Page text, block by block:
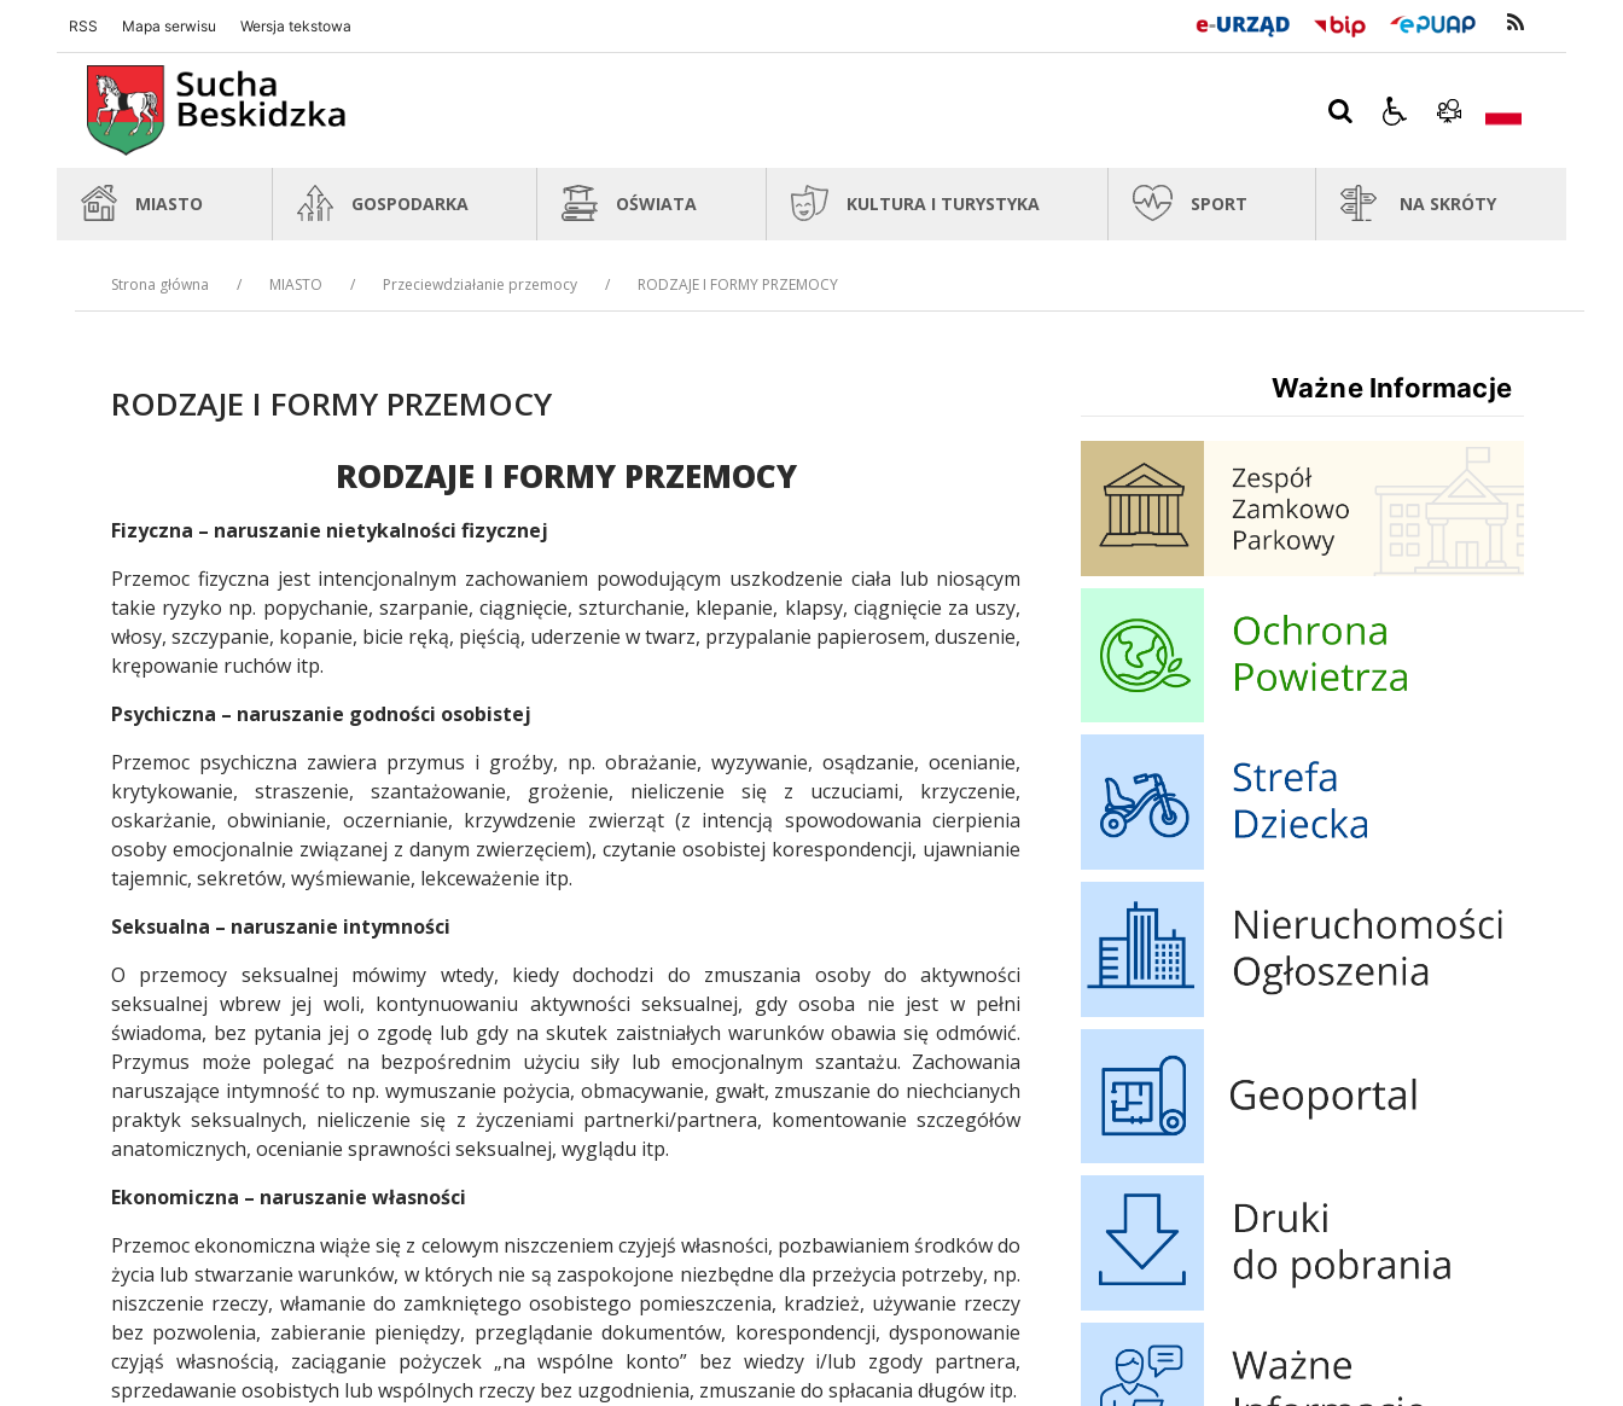
RSS Mapa serwisu Wersja tekstowa
Sucha Beskidzka
MIASTO GOSPODARKA OŚWIATA KULTURA I TURYSTYKA SPORT NA SKRÓTY
Strona główna MIASTO Przeciewdziałanie przemocy RODZAJE I FORMY PRZEMOCY
RODZAJE I FORMY PRZEMOCY
RODZAJE I FORMY PRZEMOCY
Fizyczna – naruszanie nietykalności fizycznej
Przemoc fizyczna jest intencjonalnym zachowaniem powodującym uszkodzenie ciała lub niosącym
takie ryzyko np. popychanie, szarpanie, ciągnięcie, szturchanie, klepanie, klapsy, ciągnięcie za uszy,
włosy, szczypanie, kopanie, bicie ręką, pięścią, uderzenie w twarz, przypalanie papierosem, duszenie,
krępowanie ruchów itp.
Psychiczna – naruszanie godności osobistej
Przemoc psychiczna zawiera przymus i groźby, np. obrażanie, wyzywanie, osądzanie, ocenianie,
krytykowanie, straszenie, szantażowanie, grożenie, nieliczenie się z uczuciami, krzyczenie,
oskarżanie, obwinianie, oczernianie, krzywdzenie zwierząt (z intencją spowodowania cierpienia
osoby emocjonalnie związanej z danym zwierzęciem), czytanie osobistej korespondencji, ujawnianie
tajemnic, sekretów, wyśmiewanie, lekceważenie itp.
Seksualna – naruszanie intymności
O przemocy seksualnej mówimy wtedy, kiedy dochodzi do zmuszania osoby do aktywności
seksualnej wbrew jej woli, kontynuowaniu aktywności seksualnej, gdy osoba nie jest w pełni
świadoma, bez pytania jej o zgodę lub gdy na skutek zaistniałych warunków obawia się odmówić.
Przymus może polegać na bezpośrednim użyciu siły lub emocjonalnym szantażu. Zachowania
naruszające intymność to np. wymuszanie pożycia, obmacywanie, gwałt, zmuszanie do niechcianych
praktyk seksualnych, nieliczenie się z życzeniami partnerki/partnera, komentowanie szczegółów
anatomicznych, ocenianie sprawności seksualnej, wyglądu itp.
Ekonomiczna – naruszanie własności
Przemoc ekonomiczna wiąże się z celowym niszczeniem czyjejś własności, pozbawianiem środków do
życia lub stwarzanie warunków, w których nie są zaspokojone niezbędne dla przeżycia potrzeby, np.
niszczenie rzeczy, włamanie do zamkniętego osobistego pomieszczenia, kradzież, używanie rzeczy
bez pozwolenia, zabieranie pieniędzy, przeglądanie dokumentów, korespondencji, dysponowanie
czyjąś własnością, zaciąganie pożyczek „na wspólne konto” bez wiedzy i/lub zgody partnera,
sprzedawanie osobistych lub wspólnych rzeczy bez uzgodnienia, zmuszanie do spłacania długów itp.
Ważne Informacje